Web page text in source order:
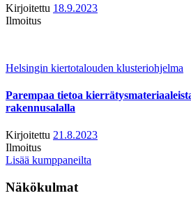
Kirjoitettu 18.9.2023
Ilmoitus
Helsingin kiertotalouden klusteriohjelma
Parempaa tietoa
rakennusalalla
Kirjoitettu 21.8.2023
Ilmoitus
Lisää kumppaneilta
Näkökulmat